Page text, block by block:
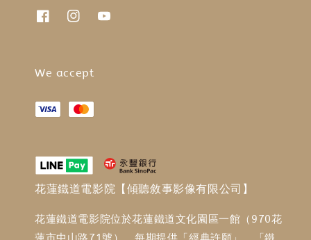
We accept
花蓮鐵道電影院【傾聽敘事影像有限公司】
花蓮鐵道電影院位於花蓮鐵道文化園區一館（970花